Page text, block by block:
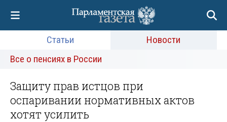
Статьи
Новости
Все о пенсиях в России
Защиту прав истцов при
оспаривании нормативных актов
хотят усилить